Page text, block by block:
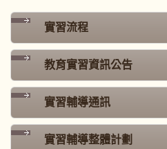
實習流程
教育實習資訊公告
實習輔導通訊
實習輔導整體計劃